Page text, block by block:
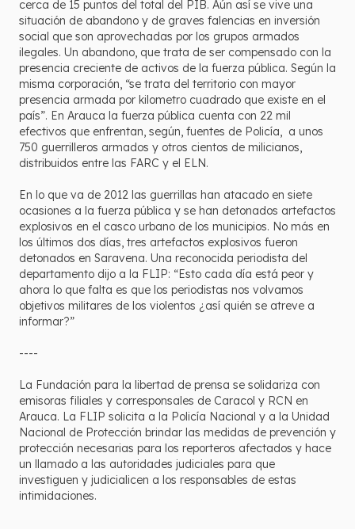
cerca de 15 puntos del total del PIB. Aún así se vive una
situación de abandono y de graves falencias en inversión
social que son aprovechadas por los grupos armados
ilegales. Un abandono, que trata de ser compensado con la
presencia creciente de activos de la fuerza pública. Según la
misma corporación, “se trata del territorio con mayor
presencia armada por kilometro cuadrado que existe en el
país”. En Arauca la fuerza pública cuenta con 22 mil
efectivos que enfrentan, según, fuentes de Policía, a unos
750 guerrilleros armados y otros cientos de milicianos,
distribuidos entre las FARC y el ELN.
En lo que va de 2012 las guerrillas han atacado en siete
ocasiones a la fuerza pública y se han detonados artefactos
explosivos en el casco urbano de los municipios. No más en
los últimos dos días, tres artefactos explosivos fueron
detonados en Saravena. Una reconocida periodista del
departamento dijo a la FLIP: “Esto cada día está peor y
ahora lo que falta es que los periodistas nos volvamos
objetivos militares de los violentos ¿así quién se atreve a
informar?”
----
La Fundación para la libertad de prensa se solidariza con
emisoras filiales y corresponsales de Caracol y RCN en
Arauca. La FLIP solicita a la Policía Nacional y a la Unidad
Nacional de Protección brindar las medidas de prevención y
protección necesarias para los reporteros afectados y hace
un llamado a las autoridades judiciales para que
investiguen y judicialicen a los responsables de estas
intimidaciones.